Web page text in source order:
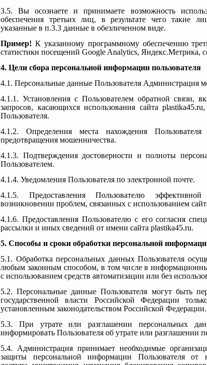
3.5. Вы осознаете и принимаете возможность
обеспечения третьих лиц, в результате чего такие
указанные в п.3.3 данные в обезличенном виде.
Пример! К указанному программному обеспечению
статистики посещений Google Analytics, Яндекс.Метрика,
4. Цели сбора персональной информации пользователя
4.1. Персональные данные Пользователя Администрация
4.1.1. Установления с Пользователем обратной связи,
запросов, касающихся использования сайта
Пользователя.
4.1.2. Определения места нахождения Пользователя
предотвращения мошенничества.
4.1.3. Подтверждения достоверности и полноты
Пользователем.
4.1.4. Уведомления Пользователя по электронной почте.
4.1.5. Предоставления Пользователю
возникновении проблем, связанных с использованием
4.1.6. Предоставления Пользователю с его согласия
рассылки и иных сведений от имени сайта plastika45.ru.
5. Способы и сроки обработки персональной
5.1. Обработка персональных данных Пользователя
любым законным способом, в том числе в
с использованием средств автоматизации или без
5.2. Персональные данные Пользователя могут быть
государственной власти Российской Федерации
установленным законодательством Российской Федерации.
5.3. При утрате или разглашении персональных
информировать Пользователя об утрате или разглашении
5.4. Администрация принимает необходимые
защиты персональной информации Пользователя от